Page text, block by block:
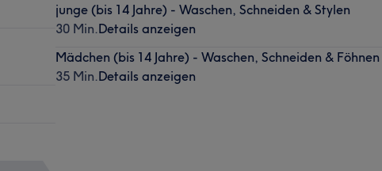
junge (bis 14 Jahre) - Waschen, Schneiden & Stylen
30 Min.Details anzeigen
Mädchen (bis 14 Jahre) - Waschen, Schneiden & Föhnen
35 Min.Details anzeigen